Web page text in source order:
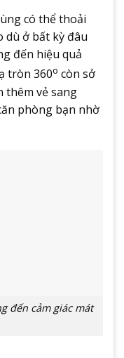
có thể thoải
dù ở bất kỳ đâu
đến hiệu quả
tròn 360o còn sở
thêm vẻ sang
phòng bạn nhờ
đến cảm giác mát